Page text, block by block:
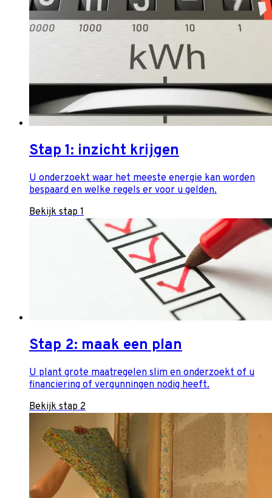
Stap 1: inzicht krijgen
U onderzoekt waar het meeste energie kan worden
bespaard en welke regels er voor u gelden.
Bekijk stap 1
Stap 2: maak een plan
U plant grote maatregelen slim en onderzoekt of u
financiering of vergunningen nodig heeft.
Bekijk stap 2